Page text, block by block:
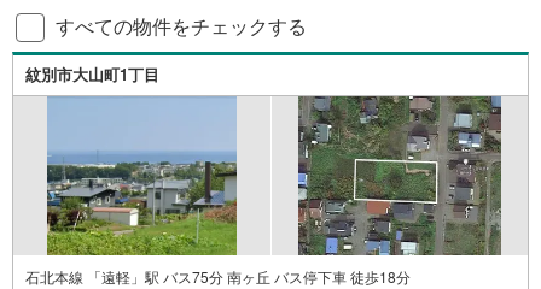
すべての物件をチェックする
紋別市大山町1丁目
石北本線 「遠軽」駅 バス75分 南ヶ丘 バス停下車 徒歩18分